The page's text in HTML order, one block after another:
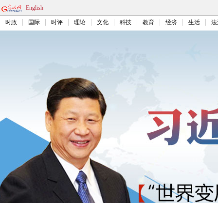
English
时政 国际 时评 理论 文化 科技 教育 经济 生活